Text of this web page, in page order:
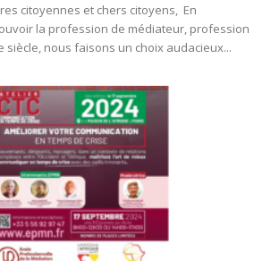
citoyennes et chers citoyens, En
la profession de médiateur, profession
siècle, nous faisons un choix audacieux...